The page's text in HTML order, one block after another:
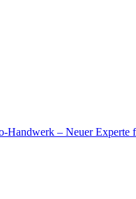
Handwerk – Neuer Experte